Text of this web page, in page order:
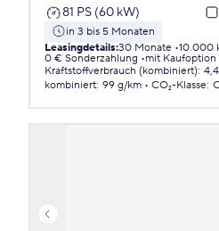
81 PS (60 kW)
in 3 bis 5 Monaten
Leasingdetails:30 Monate 10.000
0 € Sonderzahlung
mit Kaufoption
Kraftstoffverbrauch (kombiniert):
kombiniert: 99 g/km CO₂-Klasse: